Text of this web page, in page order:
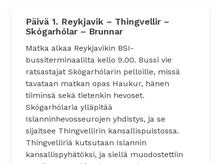
Päivä 1. Reykjavik – Thingvellir –
Skógarhólar – Brunnar
Matka alkaa Reykjavikin BSI-
bussiterminaalilta kello 9.00. Bussi vie
ratsastajat Skógarhólarin pelloille, missä
tavataan matkan opas Haukur, hänen
tiiminsä sekä tietenkin hevoset.
Skógarhólaria ylläpitää
Islanninhevosseurojen yhdistys, ja se
sijaitsee Thingvellirin kansallispuistossa.
Thingvelliriä kutsutaan Islannin
kansallispyhätöksi, ja siellä muodostettiin